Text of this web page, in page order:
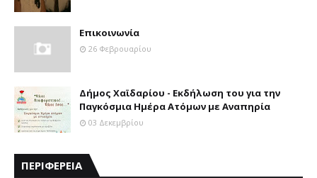
Επικοινωνία
26 Φεβρουαρίου
Δήμος Χαϊδαρίου - Εκδήλωση του για την
Παγκόσμια Ημέρα Ατόμων με Αναπηρία
03 Δεκεμβρίου
ΠΕΡΙΦΕΡΕΙΑ